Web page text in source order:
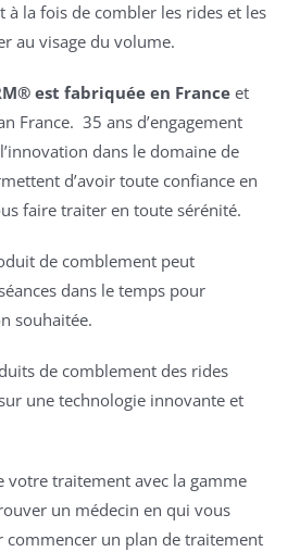
à la fois de combler les rides et les
au visage du volume.
est fabriquée en France et
France. 35 ans d’engagement
dans le domaine de
d’avoir toute confiance en
faire traiter en toute sérénité.
de comblement peut
dans le temps pour
souhaitée.
de comblement des rides
une technologie innovante et
votre traitement avec la gamme
un médecin en qui vous
commencer un plan de traitement